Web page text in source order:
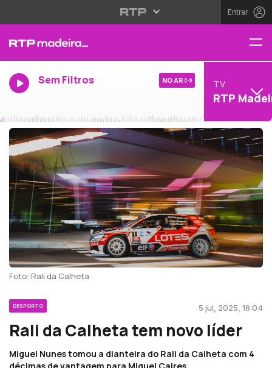
Entrar
Sem Filtros NO AR TV
RTP
Foto: Rali da Calheta
DESPORTO 5 jul, 2025, 16:04
Rali da Calheta tem novo líder
Miguel Nunes tomou a dianteira do Rali da Calheta com 4
décimas de vantagem para Miguel Caires.